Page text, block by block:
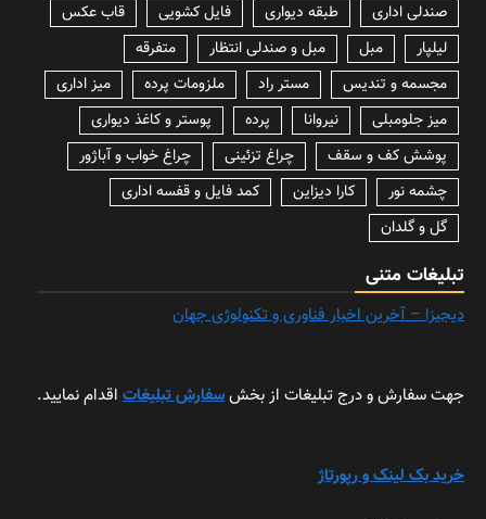
صندلی اداری
طبقه دیواری فایل کشویی
قاب عکس
لیلپار
مبل مبل و صندلی انتظار
متفرقه
مجسمه و تندیس
مستر راد ملزومات پرده
میز اداری
میز جلومبلی
نیروانا پرده
پوستر و کاغذ دیواری
پوشش کف و سقف
چراغ تزئینی
چراغ خواب و آباژور
چشمه نور
کارا دیزاین
کمد فایل و قفسه اداری
گل و گلدان
تبلیغات متنی
دیجیزا – آخرین اخبار فناوری و تکنولوژی جهان
جهت سفارش و درج تبلیغات از بخشسفارش تبلیغات اقدام نمایید.
خرید بک لینک و رپورتاژ